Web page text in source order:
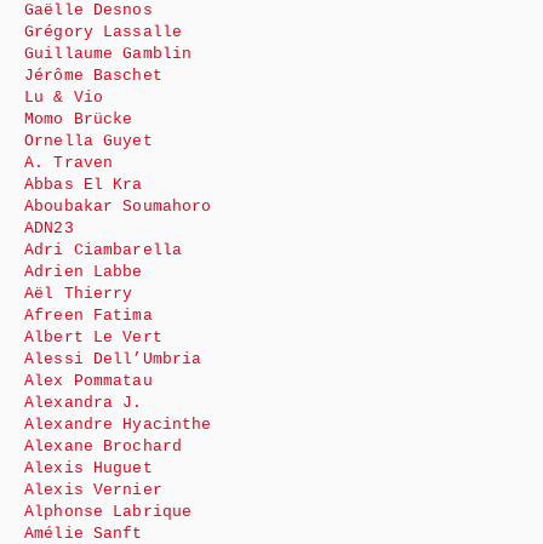
Gaëlle Desnos
Grégory Lassalle
Guillaume Gamblin
Jérôme Baschet
Lu & Vio
Momo Brücke
Ornella Guyet
A. Traven
Abbas El Kra
Aboubakar Soumahoro
ADN23
Adri Ciambarella
Adrien Labbe
Aël Thierry
Afreen Fatima
Albert Le Vert
Alessi Dell’Umbria
Alex Pommatau
Alexandra J.
Alexandre Hyacinthe
Alexane Brochard
Alexis Huguet
Alexis Vernier
Alphonse Labrique
Amélie Sanft